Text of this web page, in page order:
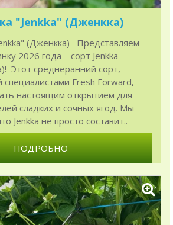
"Jenkka" (Дженкка)
(Дженкка) Представляем
2026 года – сорт Jenkka
Этот среднеранний сорт,
Fresh Forward,
настоящим открытием для
сладких и сочных ягод. Мы
Jenkka не просто составит..
ПОДРОБНО